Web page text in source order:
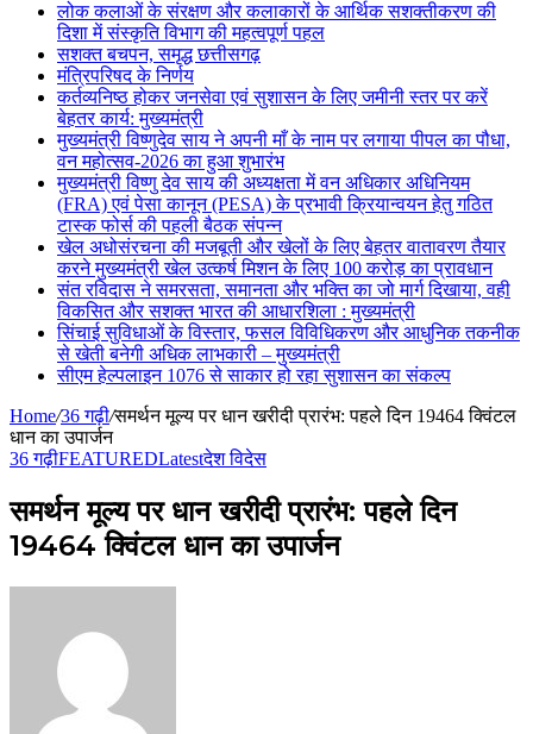
लोक कलाओं के संरक्षण और कलाकारों के आर्थिक सशक्तीकरण की
दिशा में संस्कृति विभाग की महत्वपूर्ण पहल
सशक्त बचपन, समृद्ध छत्तीसगढ़
मंत्रिपरिषद के निर्णय
कर्तव्यनिष्ठ होकर जनसेवा एवं सुशासन के लिए जमीनी स्तर पर करें
बेहतर कार्य: मुख्यमंत्री
मुख्यमंत्री विष्णुदेव साय ने अपनी माँ के नाम पर लगाया पीपल का पौधा,
वन महोत्सव-2026 का हुआ शुभारंभ
मुख्यमंत्री विष्णु देव साय की अध्यक्षता में वन अधिकार अधिनियम
(FRA) एवं पेसा कानून (PESA) के प्रभावी क्रियान्वयन हेतु गठित
टास्क फोर्स की पहली बैठक संपन्न
खेल अधोसंरचना की मजबूती और खेलों के लिए बेहतर वातावरण तैयार
करने मुख्यमंत्री खेल उत्कर्ष मिशन के लिए 100 करोड़ का प्रावधान
संत रविदास ने समरसता, समानता और भक्ति का जो मार्ग दिखाया, वही
विकसित और सशक्त भारत की आधारशिला : मुख्यमंत्री
सिंचाई सुविधाओं के विस्तार, फसल विविधिकरण और आधुनिक तकनीक
से खेती बनेगी अधिक लाभकारी – मुख्यमंत्री
सीएम हेल्पलाइन 1076 से साकार हो रहा सुशासन का संकल्प
Home/36 गढ़ी/समर्थन मूल्य पर धान खरीदी प्रारंभ: पहले दिन 19464 क्विंटल
धान का उपार्जन
36 गढ़ीFEATUREDLatestदेश विदेस
समर्थन मूल्य पर धान खरीदी प्रारंभ: पहले दिन
19464 क्विंटल धान का उपार्जन